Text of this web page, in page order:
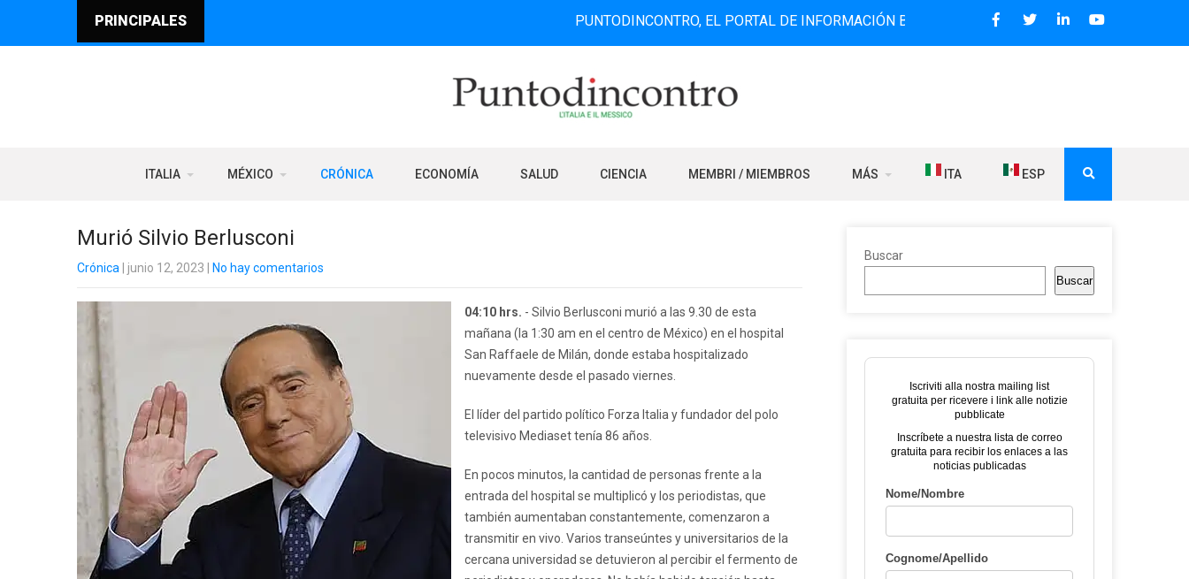
PRINCIPALES PUNTODINCONTRO, EL PORTAL DE INFORMACIÓN BILINGÜE QUE DESDE 2006 DIFUNDE NOTICIAS
ITALIA MÉXICO CRÓNICA ECONOMÍA SALUD CIENCIA MEMBRI / MIEMBROS MÁS ITA ESP
Murió Silvio Berlusconi
Crónica | junio 12, 2023 No hay comentarios
04:10 hrs. - Silvio Berlusconi murió a las 9.30 de esta
mañana (la 1:30 am en el centro de México) en el hospital
San Raffaele de Milán, donde estaba hospitalizado
nuevamente desde el pasado viernes.
El líder del partido político Forza Italia y fundador del polo
televisivo Mediaset tenía 86 años.
En pocos minutos, la cantidad de personas frente a la
entrada del hospital se multiplicó y los periodistas, que
también aumentaban constantemente, comenzaron a
transmitir en vivo. Varios transeúntes y universitarios de la
cercana universidad se detuvieron al percibir el fermento de
Buscar
Buscar
Iscriviti alla nostra mailing list
gratuita per ricevere i link alle notizie
pubblicate
Inscríbete a nuestra lista de correo
gratuita para recibir los enlaces a las
noticias publicadas
Nome/Nombre
Cognome/Apellido